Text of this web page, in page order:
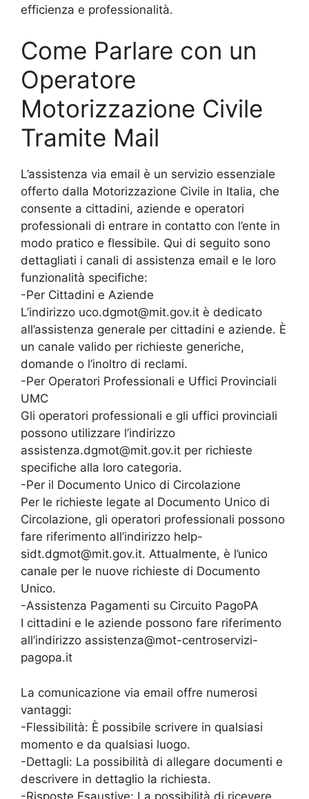
efficienza e professionalità.
Come Parlare con un
Operatore
Motorizzazione Civile
Tramite Mail
L’assistenza via email è un servizio essenziale
offerto dalla Motorizzazione Civile in Italia, che
consente a cittadini, aziende e operatori
professionali di entrare in contatto con l’ente in
modo pratico e flessibile. Qui di seguito sono
dettagliati i canali di assistenza email e le loro
funzionalità specifiche:
-Per Cittadini e Aziende
L’indirizzo uco.dgmot@mit.gov.it è dedicato
all’assistenza generale per cittadini e aziende. È
un canale valido per richieste generiche,
domande o l’inoltro di reclami.
-Per Operatori Professionali e Uffici Provinciali
UMC
Gli operatori professionali e gli uffici provinciali
possono utilizzare l’indirizzo
assistenza.dgmot@mit.gov.it per richieste
specifiche alla loro categoria.
-Per il Documento Unico di Circolazione
Per le richieste legate al Documento Unico di
Circolazione, gli operatori professionali possono
fare riferimento all’indirizzo help-
sidt.dgmot@mit.gov.it. Attualmente, è l’unico
canale per le nuove richieste di Documento
Unico.
-Assistenza Pagamenti su Circuito PagoPA
I cittadini e le aziende possono fare riferimento
all’indirizzo assistenza@mot-centroservizi-
pagopa.it
La comunicazione via email offre numerosi
vantaggi:
-Flessibilità: È possibile scrivere in qualsiasi
momento e da qualsiasi luogo.
-Dettagli: La possibilità di allegare documenti e
descrivere in dettaglio la richiesta.
-Risposte Esaustive: La possibilità di ricevere